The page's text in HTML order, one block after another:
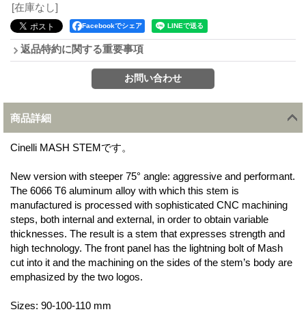
[在庫なし]
Facebookでシェア
返品特約に関する重要事項
商品詳細
Cinelli MASH STEMです。
New version with steeper 75° angle: aggressive and performant.
The 6066 T6 aluminum alloy with which this stem is
manufactured is processed with sophisticated CNC machining
steps, both internal and external, in order to obtain variable
thicknesses. The result is a stem that expresses strength and
high technology. The front panel has the lightning bolt of Mash
cut into it and the machining on the sides of the stem’s body are
emphasized by the two logos.
Sizes: 90-100-110 mm